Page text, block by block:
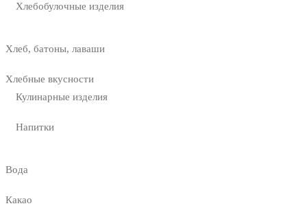
Хлебобулочные изделия
Хлеб, батоны, лаваши
Хлебные вкусности
Кулинарные изделия
Напитки
Вода
Какао